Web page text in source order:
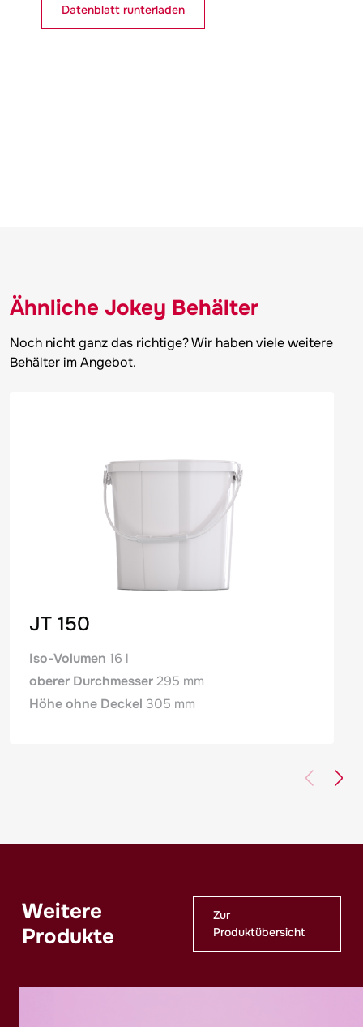
Datenblatt runterladen
Ähnliche Jokey Behälter
Noch nicht ganz das richtige? Wir haben viele weitere
Behälter im Angebot.
JT 150
Iso-Volumen 16 l
oberer Durchmesser295 mm
Höhe ohne Deckel 305 mm
Weitere
Produkte
Zur
Produktübersicht